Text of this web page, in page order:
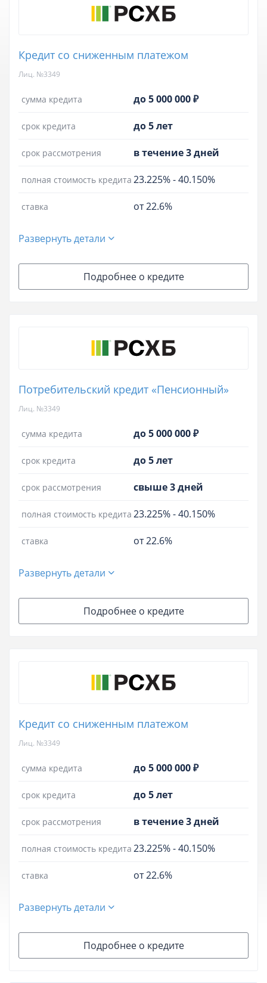
Кредит со сниженным платежом
Лиц. №3349
сумма кредита до 5 000 000 ₽
срок кредита до 5 лет
срок рассмотрения в течение 3 дней
полная стоимость кредита 23.225%-40.150%
ставка от 22.6%
Развернуть детали
Подробнее о кредите
Потребительский кредит «Пенсионный»
Лиц. №3349
сумма кредита до 5 000 000 ₽
срок кредита до 5 лет
срок рассмотрения свыше 3 дней
полная стоимость кредита 23.225%-40.150%
ставка от 22.6%
Развернуть детали
Подробнее о кредите
Кредит со сниженным платежом
Лиц. №3349
сумма кредита до 5 000 000 ₽
срок кредита до 5 лет
срок рассмотрения в течение 3 дней
полная стоимость кредита 23.225%-40.150%
ставка от 22.6%
Развернуть детали
Подробнее о кредите